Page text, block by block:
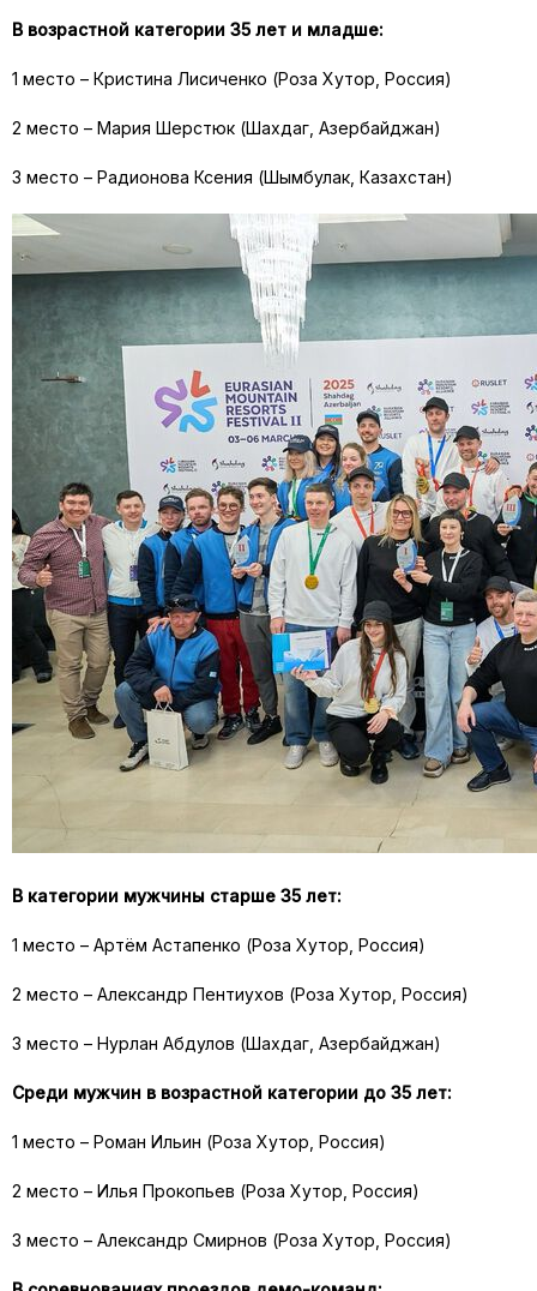
В возрастной категории 35 лет и младше:
1 место – Кристина Лисиченко (Роза Хутор, Россия)
2 место – Мария Шерстюк (Шахдаг, Азербайджан)
3 место – Радионова Ксения (Шымбулак, Казахстан)
В категории мужчины старше 35 лет:
1 место – Артём Астапенко (Роза Хутор, Россия)
2 место – Александр Пентиухов (Роза Хутор, Россия)
3 место – Нурлан Абдулов (Шахдаг, Азербайджан)
Среди мужчин в возрастной категории до 35 лет:
1 место – Роман Ильин (Роза Хутор, Россия)
2 место – Илья Прокопьев (Роза Хутор, Россия)
3 место – Александр Смирнов (Роза Хутор, Россия)